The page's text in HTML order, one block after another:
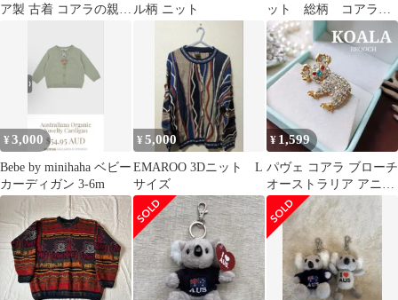
ア製 古着 コアラの親子
ル柄 ニット
ット 総柄 コアラ
オーストラリア製 着
こなし上級者様
¥3,000
Bebe by minihaha ベビー
カーディガン 3-6m
¥5,000
EMAROO 3Dニット L
サイズ
¥ 1,599
パヴェ コアラ ブローチ
オーストラリア アニマ
ル 動物 KOALA キラキ
ラ